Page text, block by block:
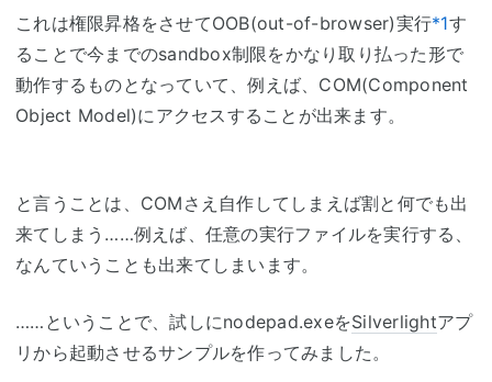
これは権限昇格をさせてOOB(out-of-browser)実行*1す
ることで今までのsandbox制限をかなり取り払った形で
動作するものとなっていて、例えば、COM(Component
Object Model)にアクセスすることが出来ます。
と言うことは、COMさえ自作してしまえば割と何でも出
来てしまう……例えば、任意の実行ファイルを実行する、
なんていうことも出来てしまいます。
……ということで、試しにnodepad.exeをSilverlightアプ
リから起動させるサンプルを作ってみました。